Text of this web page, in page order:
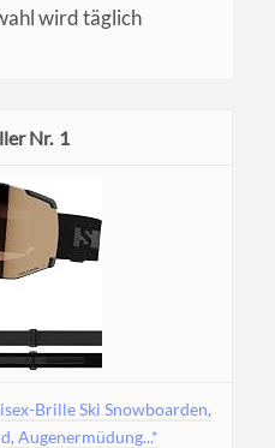
wird täglich
1
Brille Ski Snowboarden,
Augenermüdung...*